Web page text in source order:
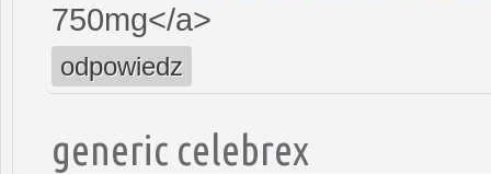
750mg</a>
odpowiedz
generic celebrex